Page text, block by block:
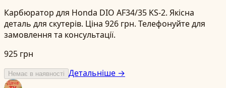
Карбюратор для Honda DIO AF34/35 KS-2. Якісна
деталь для скутерів. Ціна 926 грн. Телефонуйте для
замовлення та консультації.
925 грн
Немає в наявності Детальніше →